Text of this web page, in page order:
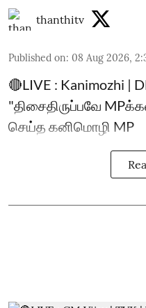
thanthitv
Published on: 08 Aug 2026,
🔴LIVE : Kanimozhi |
"திசைதிருப்பவே
செய்த கனிமொழி MP